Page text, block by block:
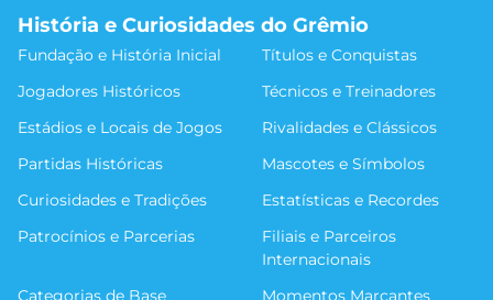
História e Curiosidades do Grêmio
Fundação e História Inicial
Títulos e Conquistas
Jogadores Históricos
Técnicos e Treinadores
Estádios e Locais de Jogos
Rivalidades e Clássicos
Partidas Históricas
Mascotes e Símbolos
Curiosidades e Tradições
Estatísticas e Recordes
Patrocínios e Parcerias
Filiais e Parceiros
Internacionais
Categorias de Base
Momentos Marcantes